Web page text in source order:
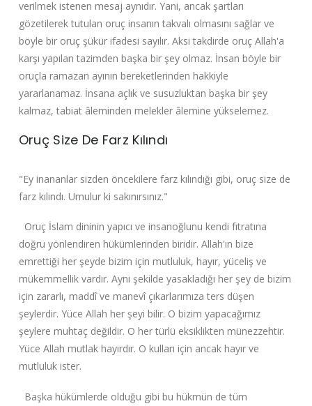
verilmek istenen mesaj aynıdır. Yani, ancak şartları
gözetilerek tutulan oruç insanın takvalı olmasını sağlar ve
böyle bir oruç şükür ifadesi sayılır. Aksi takdirde oruç Allah'a
karşı yapılan tazimden başka bir şey olmaz. İnsan böyle bir
oruçla ramazan ayının bereketlerinden hakkiyle
yararlanamaz. İnsana açlık ve susuzluktan başka bir şey
kalmaz, tabiat âleminden melekler âlemine yükselemez.
Oruç Size De Farz Kılındı
"Ey inananlar sizden öncekilere farz kılındığı gibi, oruç size de
farz kılındı. Umulur ki sakınırsınız."
Oruç İslam dininin yapıcı ve insanoğlunu kendi fıtratına
doğru yönlendiren hükümlerinden biridir. Allah'ın bize
emrettiği her şeyde bizim için mutluluk, hayır, yüceliş ve
mükemmellik vardır. Aynı şekilde yasakladığı her şey de bizim
için zararlı, maddî ve manevî çıkarlarımıza ters düşen
şeylerdir. Yüce Allah her şeyi bilir. O bizim yapacağımız
şeylere muhtaç değildir. O her türlü eksiklikten münezzehtir.
Yüce Allah mutlak hayırdır. O kulları için ancak hayır ve
mutluluk ister.
Başka hükümlerde olduğu gibi bu hükmün de tüm